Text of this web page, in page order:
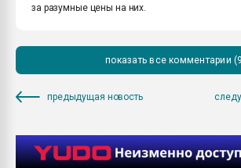
за разумные цены на них.
показать все комментарии
предыдущая новость